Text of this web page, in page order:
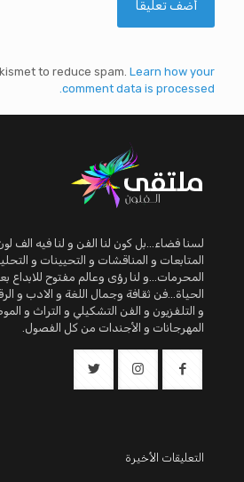
to reduce spam. Learn how your
comment data is processed.
لسنا فضاء...بل كون لنا الفن و لنا فيه الف
المتابعات و المناقشات و التحيينات و
المحرمات...و لنا رؤى وعالم مفتوح للابداع
الحياة...فن ثقافة وجمال اللغة و الادب و
و التلفزيون و الفن التشكيلي و التراث و
المهرجانات و الأجندات من كل الفصول.
التعليقات الأخيرة